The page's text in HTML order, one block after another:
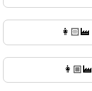
👩🏻‍🏭
👩🏼‍🏭